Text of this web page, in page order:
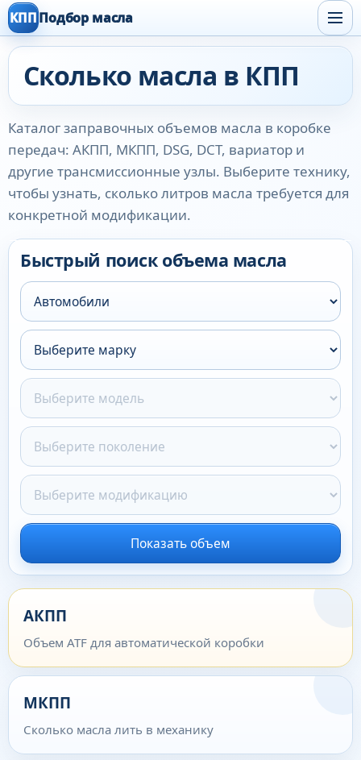
КПППодбор масла
Сколько масла в КПП
Каталог заправочных объемов масла в коробке
передач: АКПП, МКПП, DSG, DCT, вариатор и
другие трансмиссионные узлы. Выберите технику,
чтобы узнать, сколько литров масла требуется для
конкретной модификации.
Быстрый поиск объема масла
Показать объем
АКПП
Объем ATF для автоматической коробки
МКПП
Сколько масла лить в механику